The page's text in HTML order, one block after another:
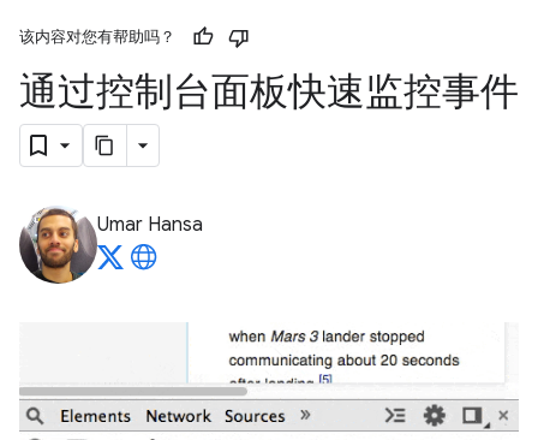
该内容对您有帮助吗？
通过控制台面板快速监控事件
Umar Hansa